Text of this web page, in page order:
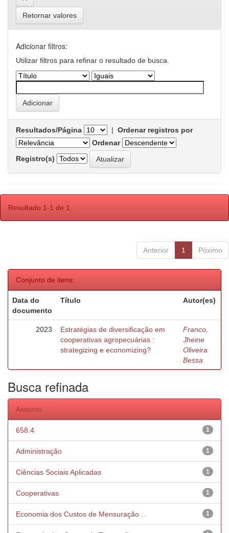
Retornar valores
Adicionar filtros:
Utilizar filtros para refinar o resultado de busca.
Resultados/Página | Ordenar registros por
Ordenar
Registro(s)
Resultado 1-1 de 1.
Anterior 1 Póximo
Conjunto de itens:
Data do
documento
Título Autor(es)
2023
Estratégias de diversificação em
cooperativas agropecuárias :
strategizing e economizing?
Franco,
Jheine
Oliveira
Bessa
Busca refinada
Assunto
1
658.4
1
Administração
1
Ciências Sociais Aplicadas
1
Cooperativas
1
Economia dos Custos de Mensuração...